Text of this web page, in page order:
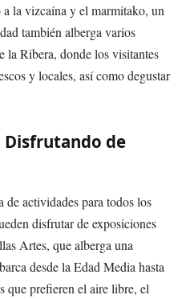
la vizcaína y el marmitako, un
también alberga varios
la Ribera, donde los visitantes
y locales, así como degustar
Disfrutando de
actividades para todos los
disfrutar de exposiciones
Artes, que alberga una
desde la Edad Media hasta
que prefieren el aire libre, el